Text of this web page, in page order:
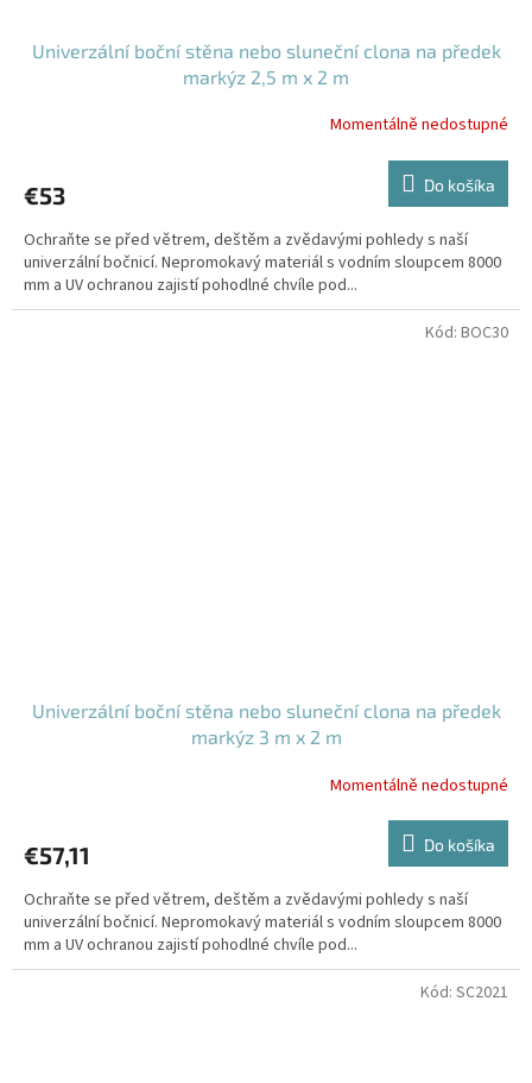
Univerzální boční stěna nebo sluneční clona na předek
markýz 2,5 m x 2 m
Momentálně nedostupné
€53 Do košíka
Ochraňte se před větrem, deštěm a zvědavými pohledy s naší
univerzální bočnicí. Nepromokavý materiál s vodním sloupcem 8000
mm a UV ochranou zajistí pohodlné chvíle pod...
Univerzální boční stěna nebo sluneční clona na předek
markýz 3 m x 2 m
Momentálně nedostupné
€57,11 Do košíka
Ochraňte se před větrem, deštěm a zvědavými pohledy s naší
univerzální bočnicí. Nepromokavý materiál s vodním sloupcem 8000
mm a UV ochranou zajistí pohodlné chvíle pod...
Kód: BOC30
Kód: SC2021